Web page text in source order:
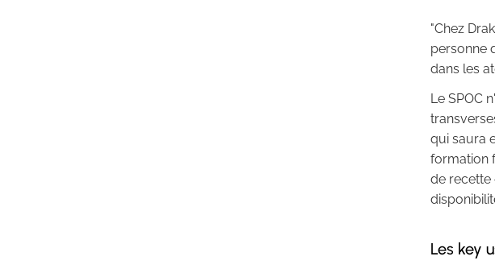
"Chez
personne
dans les
Le SPOC
qui saura
formation
de recette
Les key